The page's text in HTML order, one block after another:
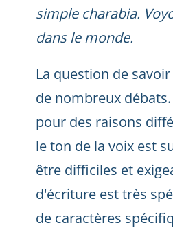
simple charabia.
dans le monde.
La question de
de nombreux
pour des raisons
le ton de la voix est
être difficiles et
d'écriture est très
de caractères